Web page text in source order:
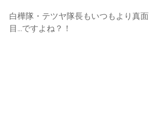
白樺隊・テツヤ隊長もいつもより真面
目...ですよね？！